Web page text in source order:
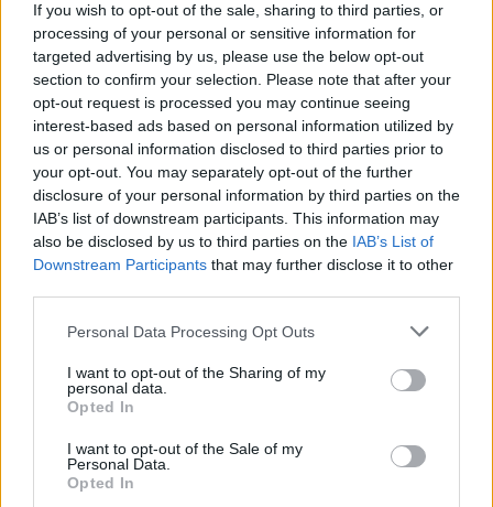
If you wish to opt-out of the sale, sharing to third parties, or
processing of your personal or sensitive information for
targeted advertising by us, please use the below opt-out
section to confirm your selection. Please note that after your
opt-out request is processed you may continue seeing
interest-based ads based on personal information utilized by
us or personal information disclosed to third parties prior to
your opt-out. You may separately opt-out of the further
disclosure of your personal information by third parties on the
IAB’s list of downstream participants. This information may
also be disclosed by us to third parties on the IAB’s List of
Downstream Participants that may further disclose it to other
Please note that this website/app uses one or more Google
not limited to your visit or usage behaviour. You may click to
grant or deny consent to Google and its third-party tags to
use your data for below specified purposes in below Google
consent section.
Personal Data Processing Opt Outs
I want to opt-out of the Sharing of my
personal data.
Opted In
I want to opt-out of the Sale of my
Personal Data.
Opted In
Σέρρες: Βίντεο-ντοκουμέντο από το τροχαίο που
κόστισε τη ζωή μητέρας και γιου – Η στιγμή της
σφοδρής σύγκρουσης
7/08/2026 - 12:59μμ
ΕΛΛΑΔΑ
Υπόθεση Marfin: Προθεσμία έλαβε για την
απολογία της η 46χρονη κατηγορούμενη